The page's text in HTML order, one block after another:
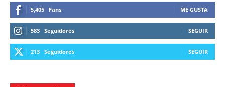
5,405 Fans ME GUSTA
583 Seguidores SEGUIR
213 Seguidores SEGUIR